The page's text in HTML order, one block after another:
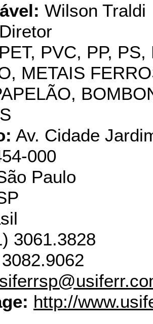
Wilson Traldi
Diretor
PET, PVC, PP,
METAIS
Av. Cidade
000
Paulo
3061.3828
http://